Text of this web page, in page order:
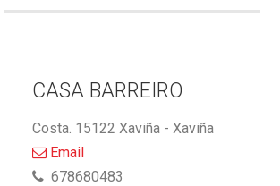
CASA BARREIRO
Costa. 15122 Xaviña - Xaviña
Email
678680483